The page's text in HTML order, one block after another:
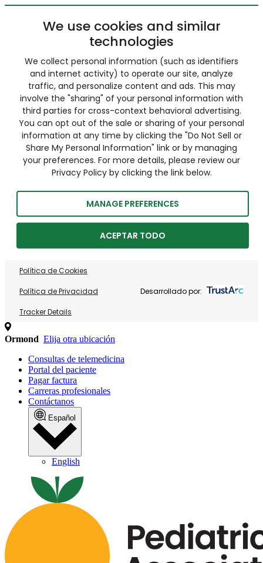
We use cookies and similar
technologies
We collect personal information (such as identifiers
and internet activity) to operate our site, analyze
traffic, and personalize content and ads. This may
involve the "sharing" of your personal information with
third parties for cross-context behavioral advertising.
You can opt out of the sale or sharing of your personal
information at any time by clicking the "Do Not Sell or
Share My Personal Information" link or by managing
your preferences. For more details, please review our
Privacy Policy by clicking the link below.
MANAGE PREFERENCES
ACEPTAR TODO
Política de Cookies
Política de Privacidad
Tracker Details
Desarrollado por:
Ormond Elija otra ubicación
Consultas de telemedicina
Portal del paciente
Pagar factura
Carreras profesionales
Contáctanos
Español
English